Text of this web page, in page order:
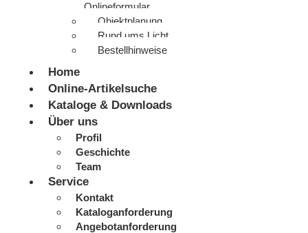
Onlineformular
Objektplanung
Rund ums Licht
Bestellhinweise
Home
Online-Artikelsuche
Kataloge & Downloads
Über uns
Profil
Geschichte
Team
Service
Kontakt
Kataloganforderung
Angebotanforderung